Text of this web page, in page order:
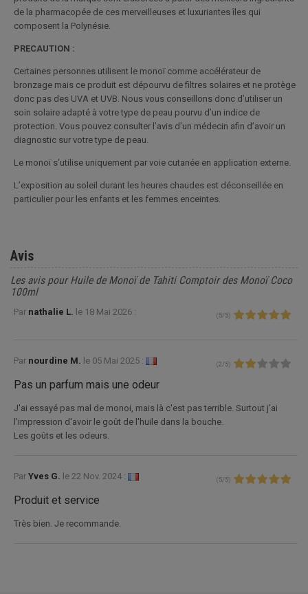
de la pharmacopée de ces merveilleuses et luxuriantes îles qui
composent la Polynésie.
PRECAUTION :
Certaines personnes utilisent le monoï comme accélérateur de
bronzage mais ce produit est dépourvu de filtres solaires et ne protège
donc pas des UVA et UVB. Nous vous conseillons donc d’utiliser un
soin solaire adapté à votre type de peau pourvu d’un indice de
protection. Vous pouvez consulter l’avis d’un médecin afin d’avoir un
diagnostic sur votre type de peau.
Le monoï s’utilise uniquement par voie cutanée en application externe.
L’exposition au soleil durant les heures chaudes est déconseillée en
particulier pour les enfants et les femmes enceintes.
Avis
Les avis pour Huile de Monoï de Tahiti Comptoir des Monoï Coco
100ml
Par nathalie L. le 18 Mai 2026 : ( 5/ 5)
Par nourdine M. le 05 Mai 2025 : (2 / 5)
Pas un parfum mais une odeur
J'ai essayé pas mal de monoi, mais là c'est pas terrible. Surtout j'ai
l'impression d'avoir le goût de l'huile dans la bouche.
Les goûts et les odeurs.
Par Yves G. le 22 Nov. 2024 : ( 5/ 5)
Produit et service
Très bien. Je recommande.